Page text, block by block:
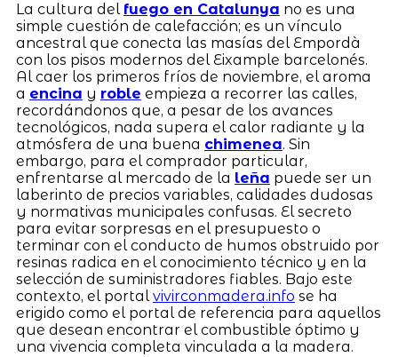
La cultura del fuego en Catalunya no es una
simple cuestión de calefacción; es un vínculo
ancestral que conecta las masías del Empordà
con los pisos modernos del Eixample barcelonés.
Al caer los primeros fríos de noviembre, el aroma
a encina y roble empieza a recorrer las calles,
recordándonos que, a pesar de los avances
tecnológicos, nada supera el calor radiante y la
atmósfera de una buena chimenea. Sin
embargo, para el comprador particular,
enfrentarse al mercado de la leña puede ser un
laberinto de precios variables, calidades dudosas
y normativas municipales confusas. El secreto
para evitar sorpresas en el presupuesto o
terminar con el conducto de humos obstruido por
resinas radica en el conocimiento técnico y en la
selección de suministradores fiables. Bajo este
contexto, el portalvivirconmadera.info se ha
erigido como el portal de referencia para aquellos
que desean encontrar el combustible óptimo y
una vivencia completa vinculada a la madera.